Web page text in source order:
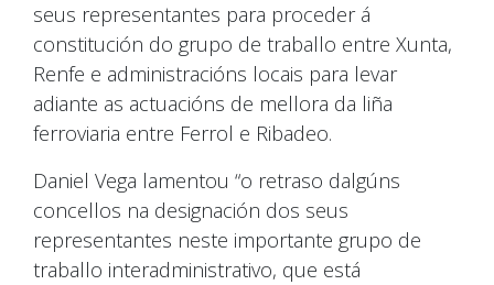
seus representantes para proceder á
constitución do grupo de traballo entre Xunta,
Renfe e administracións locais para levar
adiante as actuacións de mellora da liña
ferroviaria entre Ferrol e Ribadeo.
Daniel Vega lamentou “o retraso dalgúns
concellos na designación dos seus
representantes neste importante grupo de
traballo interadministrativo, que está